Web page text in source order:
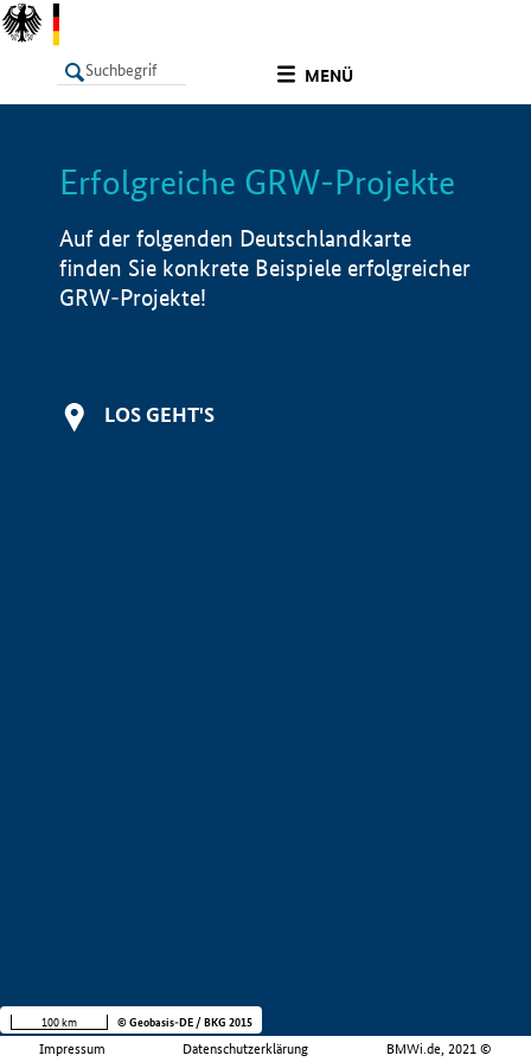
MENÜ
LISTE Info
Erfolgreiche GRW-Projekte
Auf der folgenden Deutschlandkarte
finden Sie konkrete Beispiele erfolgreicher
GRW-Projekte!
LOS GEHT'S
Impressum Datenschutzerklärung BMWi.de, 2021 ©
100 km © Geobasis-DE / BKG 2015